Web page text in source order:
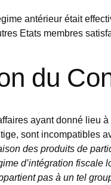
antérieur était
Etats membres
du
ayant donné lieu
sont incompatibles
des produits de
d’intégration
pas à un tel